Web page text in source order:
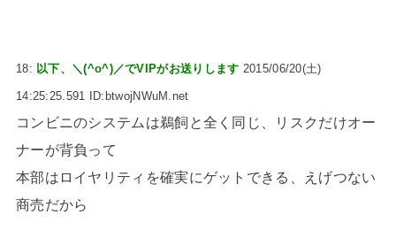
18: 以下、＼(^o^)／でVIPがお送りします 2015/06/20(土)
14:25:25.591 ID:btwojNWuM.net
コンビニのシステムは鵜飼と全く同じ、リスクだけオー
ナーが背負って
本部はロイヤリティを確実にゲットできる、えげつない
商売だから